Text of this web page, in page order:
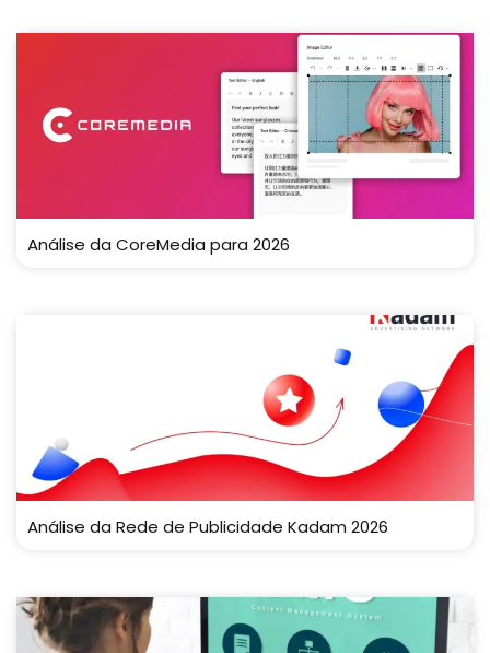
Análise da CoreMedia para 2026
Análise da Rede de Publicidade Kadam 2026